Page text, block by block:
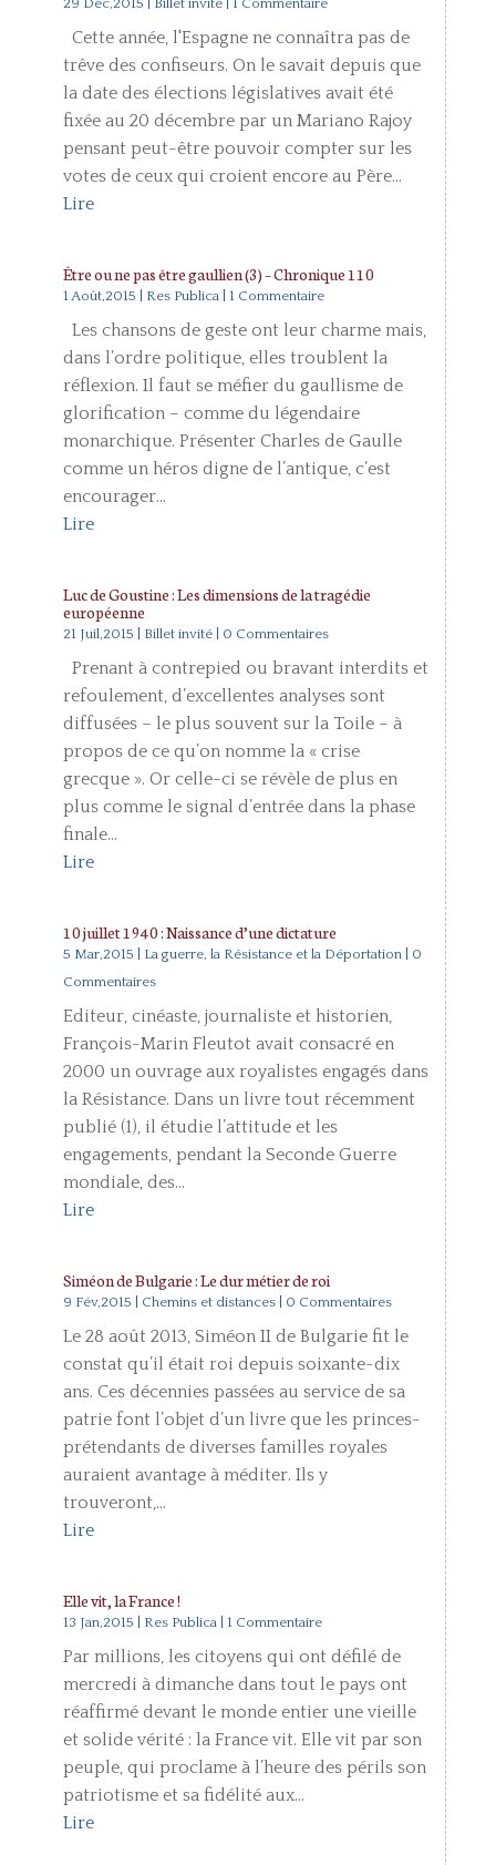
29 Déc,2015 Billet invité| 1 Commentaire
Cette année, l'Espagne ne connaîtra pas de
trêve des confiseurs. On le savait depuis que
la date des élections législatives avait été
fixée au 20 décembre par un Mariano Rajoy
pensant peut-être pouvoir compter sur les
votes de ceux qui croient encore au Père...
Lire
Être ou ne pas être gaullien (3) – Chronique 110
1 Août,2015 Res Publica| 1 Commentaire
Les chansons de geste ont leur charme mais,
dans l’ordre politique, elles troublent la
réflexion. Il faut se méfier du gaullisme de
glorification – comme du légendaire
monarchique. Présenter Charles de Gaulle
comme un héros digne de l’antique, c’est
encourager...
Lire
Luc de Goustine : Les dimensions de la tragédie
européenne
21 Juil,2015 Billet invité| 0 Commentaires
Prenant à contrepied ou bravant interdits et
refoulement, d’excellentes analyses sont
diffusées – le plus souvent sur la Toile – à
propos de ce qu’on nomme la « crise
grecque ». Or celle-ci se révèle de plus en
plus comme le signal d’entrée dans la phase
finale...
Lire
10 juillet 1940 : Naissance d’une dictature
5 Mar,2015 La guerre, la Résistance et la Déportation| 0
Commentaires
Editeur, cinéaste, journaliste et historien,
François-Marin Fleutot avait consacré en
2000 un ouvrage aux royalistes engagés dans
la Résistance. Dans un livre tout récemment
publié (1), il étudie l’attitude et les
engagements, pendant la Seconde Guerre
mondiale, des...
Lire
Siméon de Bulgarie : Le dur métier de roi
9 Fév,2015 Chemins et distances| 0 Commentaires
Le 28 août 2013, Siméon II de Bulgarie fit le
constat qu’il était roi depuis soixante-dix
ans. Ces décennies passées au service de sa
patrie font l’objet d’un livre que les princes-
prétendants de diverses familles royales
auraient avantage à méditer. Ils y
trouveront,...
Lire
Elle vit, la France !
13 Jan,2015 Res Publica| 1 Commentaire
Par millions, les citoyens qui ont défilé de
mercredi à dimanche dans tout le pays ont
réaffirmé devant le monde entier une vieille
et solide vérité : la France vit. Elle vit par son
peuple, qui proclame à l’heure des périls son
patriotisme et sa fidélité aux...
Lire